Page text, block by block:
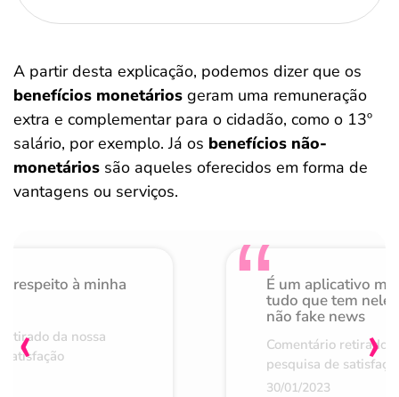
A partir desta explicação, podemos dizer que os
benefícios monetários geram uma remuneração
extra e complementar para o cidadão, como o 13º
salário, por exemplo. Já os benefícios não-
monetários são aqueles oferecidos em forma de
vantagens ou serviços.
respeito à minha
da nossa
É um aplicativo
tudo que tem nele
não fake news
Comentário retirado
pesquisa de
30/01/2023
‹ ›